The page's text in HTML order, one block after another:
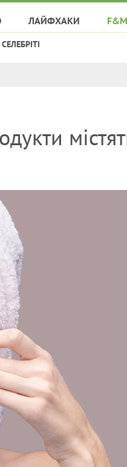
ЛАЙФХАКИ
СЕЛЕБРІТІ